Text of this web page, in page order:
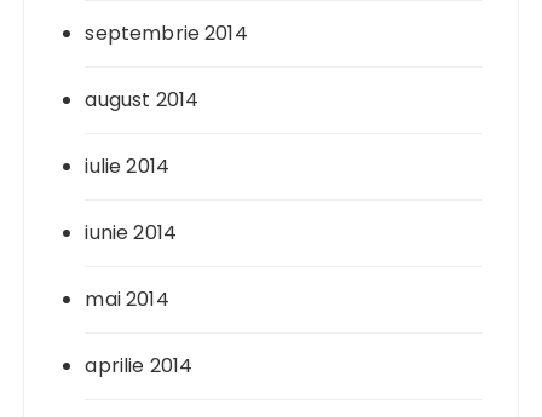
septembrie 2014
august 2014
iulie 2014
iunie 2014
mai 2014
aprilie 2014